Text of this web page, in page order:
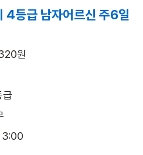
4등급 남자어르신 주6일
원
급